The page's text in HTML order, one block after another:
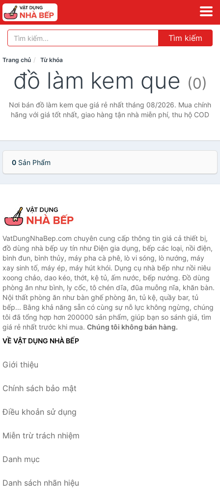
Tìm kiếm
Trang chủ Từ khóa
đồ làm kem que (0)
Nơi bán đồ làm kem que giá rẻ nhất tháng 08/2026. Mua chính
hãng với giá tốt nhất, giao hàng tận nhà miễn phí, thu hộ COD
0 Sản Phẩm
VatDungNhaBep.com chuyên cung cấp thông tin giá cả thiết bị,
đồ dùng nhà bếp uy tín như Điện gia dụng, bếp các loại, nồi điện,
bình đun, bình thủy, máy pha cà phê, lò vi sóng, lò nướng, máy
xay sinh tố, máy ép, máy hút khói. Dụng cụ nhà bếp như nồi niêu
xoong chảo, dao kéo, thớt, kệ tủ, ấm nước, bếp nướng. Đồ dùng
phòng ăn như bình, ly cốc, tô chén dĩa, đũa muỗng nĩa, khăn bàn.
Nội thất phòng ăn như bàn ghế phòng ăn, tủ kệ, quầy bar, tủ
bếp... Bằng khả năng sẵn có cùng sự nỗ lực không ngừng, chúng
tôi đã tổng hợp hơn 200000 sản phẩm, giúp bạn so sánh giá, tìm
giá rẻ nhất trước khi mua. Chúng tôi không bán hàng.
VỀ VẬT DỤNG NHÀ BẾP
Giới thiệu
Chính sách bảo mật
Điều khoản sử dụng
Miễn trừ trách nhiệm
Danh mục
Danh sách nhãn hiệu